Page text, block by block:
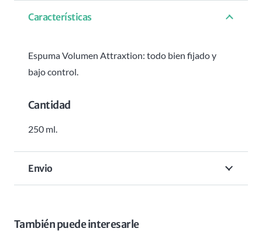
Características
Espuma Volumen Attraxtion: todo bien fijado y
bajo control.
Cantidad
250 ml.
Envio
También puede interesarle